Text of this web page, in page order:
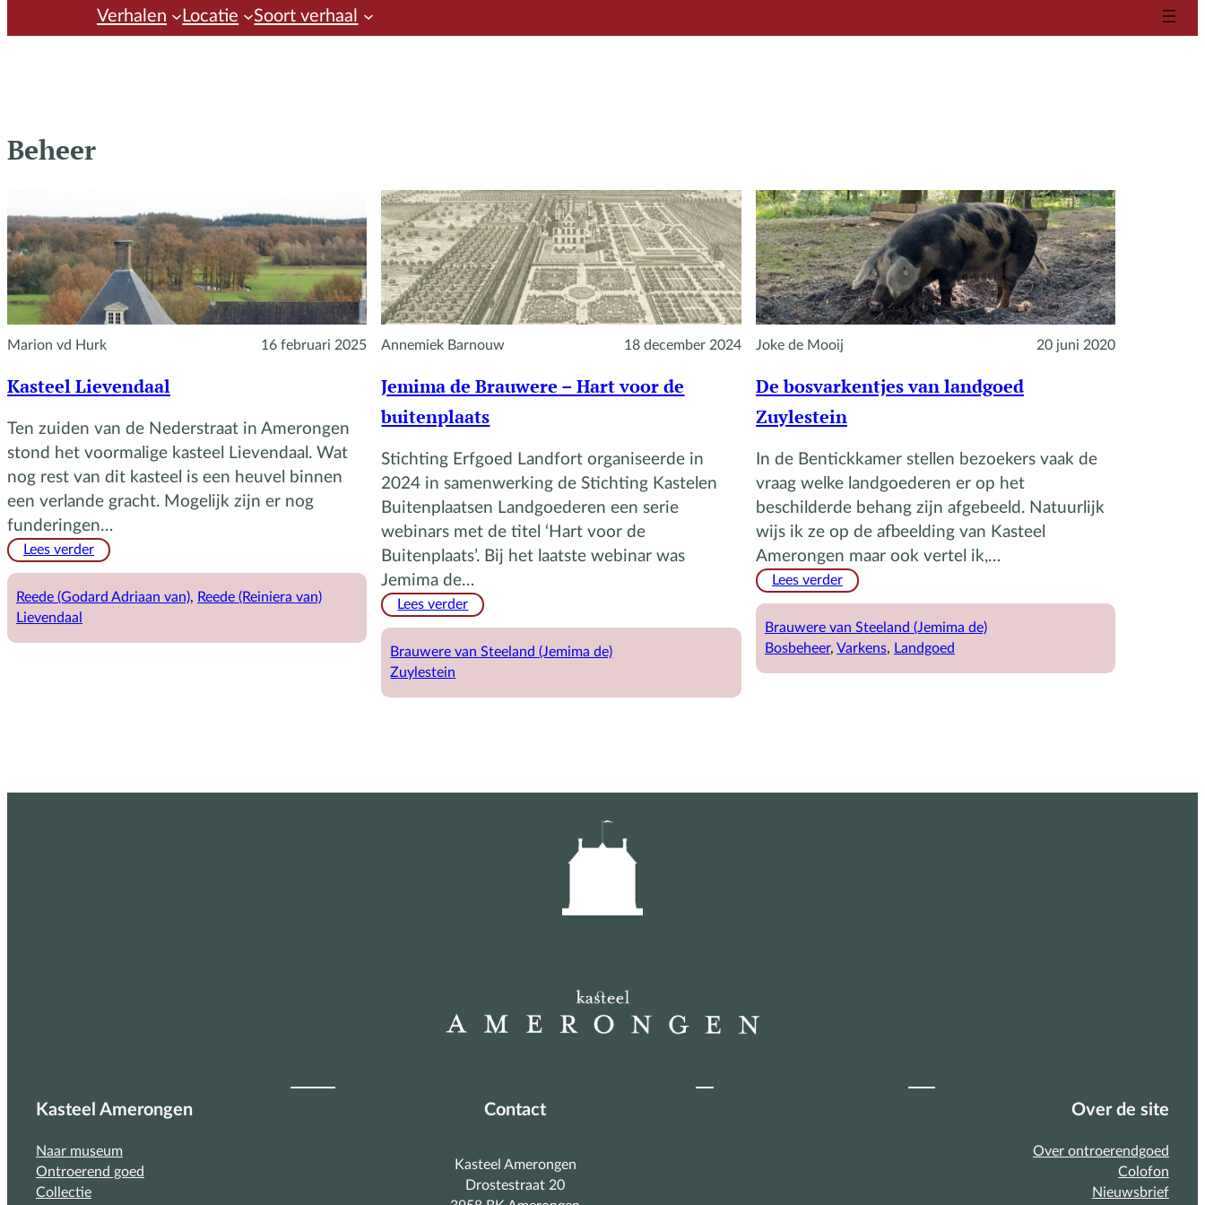
Verhalen Locatie Soort verhaal
Beheer
Marion vd Hurk 16 februari 2025
Kasteel Lievendaal
Ten zuiden van de Nederstraat in Amerongen
stond het voormalige kasteel Lievendaal. Wat
nog rest van dit kasteel is een heuvel binnen
een verlande gracht. Mogelijk zijn er nog
funderingen…
Lees verder:
Lievendaal
Reede (Godard Adriaan van), Reede (Reiniera van)
Lievendaal
Annemiek Barnouw 18 december 2024
Jemima de Brauwere – Hart voor de
buitenplaats
Stichting Erfgoed Landfort organiseerde in
2024 in samenwerking de Stichting Kastelen
Buitenplaatsen Landgoederen een serie
webinars met de titel ‘Hart voor de
Buitenplaats’. Bij het laatste webinar was
Jemima de…
Lees verder:
de
Brauwere van Steeland (Jemima de)
Zuylestein
Joke de Mooij 20 juni 2020
De bosvarkentjes van landgoed
Zuylestein
In de Bentickkamer stellen bezoekers vaak de
vraag welke landgoederen er op het
beschilderde behang zijn afgebeeld. Natuurlijk
wijs ik ze op de afbeelding van Kasteel
Amerongen maar ook vertel ik,…
Lees verder:
bosvarkentjes
van
Brauwere van Steeland (Jemima de)
Bosbeheer, Varkens, Landgoed
Kasteel Amerongen
Naar museum
Ontroerend goed
Collectie
Contact
Kasteel Amerongen
Drostestraat 20
Over de site
Over ontroerendgoed
Colofon
Nieuwsbrief